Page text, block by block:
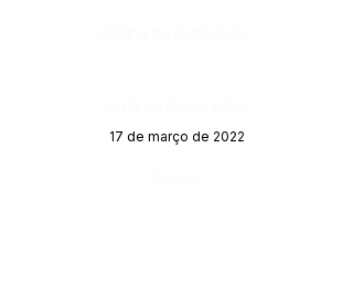
17 de março de 2022